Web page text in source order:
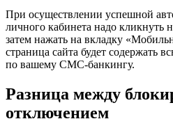
При осуществлении успешной
личного кабинета надо кликнуть
затем нажать на вкладку
страница сайта будет содержать
по вашему СМС-банкингу.
Разница между
отключением